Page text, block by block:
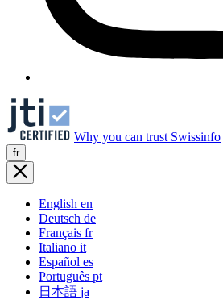
Why you can trust Swissinfo
fr
English en
Deutsch de
Français fr
Italiano it
Español es
Português pt
日本語 ja